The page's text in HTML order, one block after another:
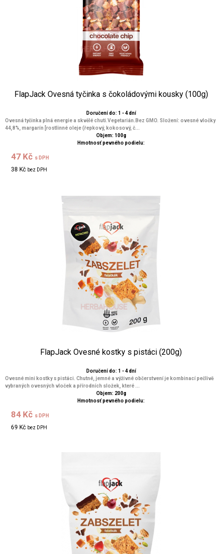
FlapJack Ovesná tyčinka s čokoládovými kousky (100g)
Doručení do: 1 - 4 dní
Ovesná tyčinka plná energie a skvělé chuti.Vegetarián.Bez GMO. Složení: ovesné vločky
44,8%, margarín [rostlinné oleje (řepkový, kokosový, č...
Objem: 100g
Hmotnosť pevného podielu:
47 Kč s DPH
38 Kč bez DPH
FlapJack Ovesné kostky s pistáci (200g)
Doručení do: 1 - 4 dní
Ovesné mini kostky s pistáci. Chutné, jemné a výživné občerstvení je kombinací pečlivě
vybraných ovesných vloček a přírodních složek, které ...
Objem: 200g
Hmotnosť pevného podielu:
84 Kč s DPH
69 Kč bez DPH